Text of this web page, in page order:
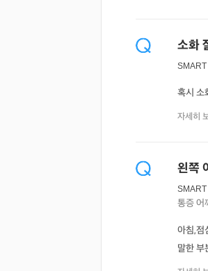
소화
SMART
혹시 소
자세히
왼쪽
SMART
통증어
아침,점
말한 부